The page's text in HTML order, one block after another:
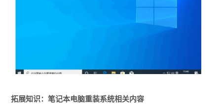
拓展知识： 笔记本电脑重装系统相关内容